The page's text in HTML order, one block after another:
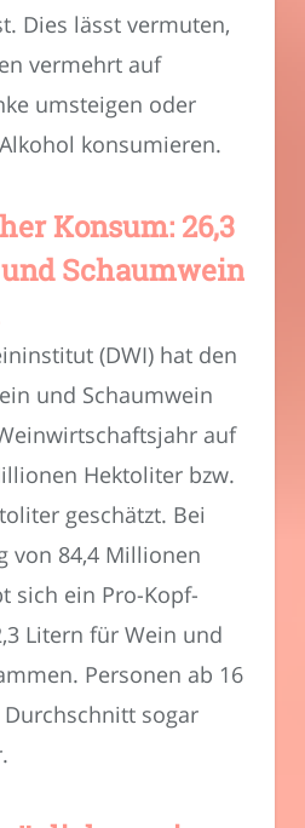
Dies lässt vermuten,
vermehrt auf
umsteigen oder
konsumieren.
Konsum: 26,3
Schaumwein
(DWI) hat den
und Schaumwein
auf
Hektoliter bzw.
geschätzt. Bei
von 84,4 Millionen
sich ein Pro-Kopf-
Litern für Wein und
Personen ab 16
sogar